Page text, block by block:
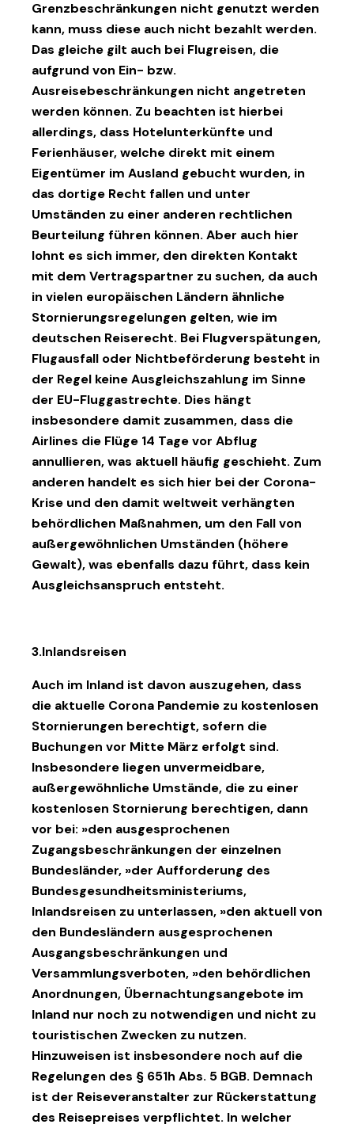
Grenzbeschränkungen nicht genutzt werden
kann, muss diese auch nicht bezahlt werden.
Das gleiche gilt auch bei Flugreisen, die
aufgrund von Ein- bzw.
Ausreisebeschränkungen nicht angetreten
werden können. Zu beachten ist hierbei
allerdings, dass Hotelunterkünfte und
Ferienhäuser, welche direkt mit einem
Eigentümer im Ausland gebucht wurden, in
das dortige Recht fallen und unter
Umständen zu einer anderen rechtlichen
Beurteilung führen können. Aber auch hier
lohnt es sich immer, den direkten Kontakt
mit dem Vertragspartner zu suchen, da auch
in vielen europäischen Ländern ähnliche
Stornierungsregelungen gelten, wie im
deutschen Reiserecht. Bei Flugverspätungen,
Flugausfall oder Nichtbeförderung besteht in
der Regel keine Ausgleichszahlung im Sinne
der EU-Fluggastrechte. Dies hängt
insbesondere damit zusammen, dass die
Airlines die Flüge 14 Tage vor Abflug
annullieren, was aktuell häufig geschieht. Zum
anderen handelt es sich hier bei der Corona-
Krise und den damit weltweit verhängten
behördlichen Maßnahmen, um den Fall von
außergewöhnlichen Umständen (höhere
Gewalt), was ebenfalls dazu führt, dass kein
Ausgleichsanspruch entsteht.
3.Inlandsreisen
Auch im Inland ist davon auszugehen, dass
die aktuelle Corona Pandemie zu kostenlosen
Stornierungen berechtigt, sofern die
Buchungen vor Mitte März erfolgt sind.
Insbesondere liegen unvermeidbare,
außergewöhnliche Umstände, die zu einer
kostenlosen Stornierung berechtigen, dann
vor bei: »den ausgesprochenen
Zugangsbeschränkungen der einzelnen
Bundesländer, »der Aufforderung des
Bundesgesundheitsministeriums,
Inlandsreisen zu unterlassen, »den aktuell von
den Bundesländern ausgesprochenen
Ausgangsbeschränkungen und
Versammlungsverboten, »den behördlichen
Anordnungen, Übernachtungsangebote im
Inland nur noch zu notwendigen und nicht zu
touristischen Zwecken zu nutzen.
Hinzuweisen ist insbesondere noch auf die
Regelungen des § 651h Abs. 5 BGB. Demnach
ist der Reiseveranstalter zur Rückerstattung
des Reisepreises verpflichtet. In welcher